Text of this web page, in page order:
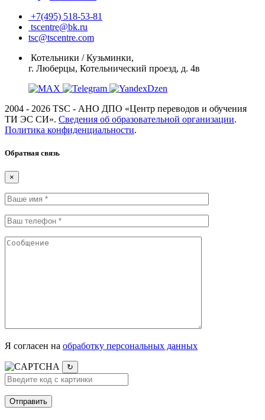
+7(495) 518-53-81
tscentre@bk.ru
tsc@tscentre.com
Котельники / Кузьминки,
г. Люберцы, Котельнический проезд, д. 4в
2004 - 2026 TSC - АНО ДПО «Центр переводов и обучения
ТИ ЭС СИ». Сведения об образовательной организации.
Политика конфиденциальности.
Обратная связь
×
Я согласен на обработку персональных данных
↻